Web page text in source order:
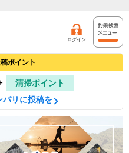
ログイン
ポイント
清掃ポイント
パリに投稿を